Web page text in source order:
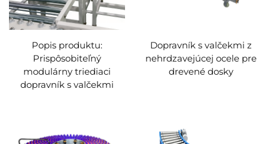
Popis produktu:
Prispôsobiteľný
modulárny triediaci
dopravník s valčekmi
Dopravník s valčekmi z
nehrdzavejúcej ocele pre
drevené dosky